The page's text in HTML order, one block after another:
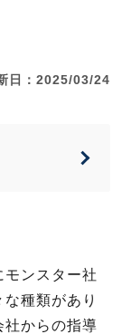
日：2025/03/24
ンスター社
種類があり
社からの指導